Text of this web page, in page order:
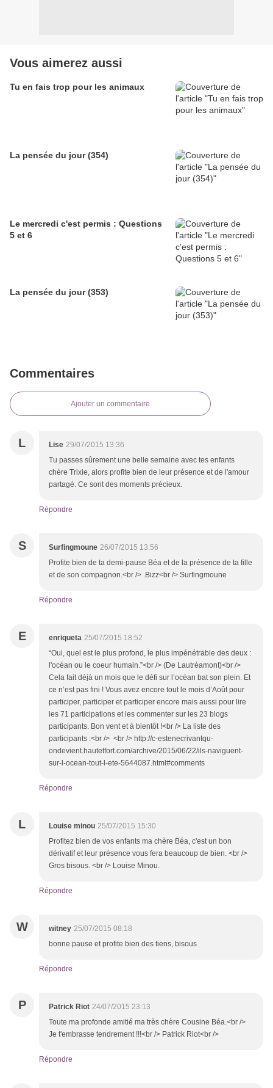
Vous aimerez aussi
Tu en fais trop pour les animaux
La pensée du jour (354)
Le mercredi c'est permis : Questions
5 et 6
La pensée du jour (353)
Commentaires
Ajouter un commentaire
L Lise 29/07/2015 13:36
Tu passes sûrement une belle semaine avec tes enfants
chère Trixie, alors profite bien de leur présence et de l'amour
partagé. Ce sont des moments précieux.
Répondre
S Surfingmoune 26/07/2015 13:56
Profite bien de ta demi-pause Béa et de la présence de ta fille
et de son compagnon.<br /> .Bizz<br /> Surfingmoune
Répondre
E enriqueta 25/07/2015 18:52
“Oui, quel est le plus profond, le plus impénétrable des deux :
l'océan ou le coeur humain.”<br /> (De Lautréamont)<br />
Cela fait déjà un mois que le défi sur l’océan bat son plein. Et
ce n’est pas fini ! Vous avez encore tout le mois d’Août pour
participer, participer et participer encore mais aussi pour lire
les 71 participations et les commenter sur les 23 blogs
participants. Bon vent et à bientôt !<br /> La liste des
participants :<br /> <br /> http://c-estenecrivantqu-
ondevient.hautetfort.com/archive/2015/06/22/ils-naviguent-
sur-l-ocean-tout-l-ete-5644087.html#comments
Répondre
L Louise minou 25/07/2015 15:30
Profitez bien de vos enfants ma chère Béa, c'est un bon
dérivatif et leur présence vous fera beaucoup de bien. <br />
Gros bisous. <br /> Louise Minou.
Répondre
W witney 25/07/2015 08:18
bonne pause et profite bien des tiens, bisous
Répondre
P Patrick Riot 24/07/2015 23:13
Toute ma profonde amitié ma très chère Cousine Béa.<br />
Je t'embrasse tendrement !!!<br /> Patrick Riot<br />
Répondre